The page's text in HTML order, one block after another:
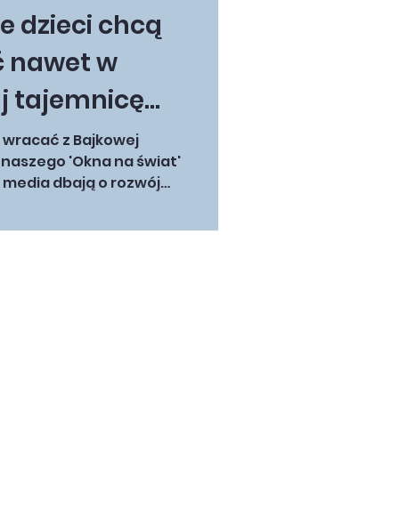
dzieci chcą
nawet w
tajemnicę
Bajkowej
z Bajkowej
'Okna na świat'
dbają o rozwój